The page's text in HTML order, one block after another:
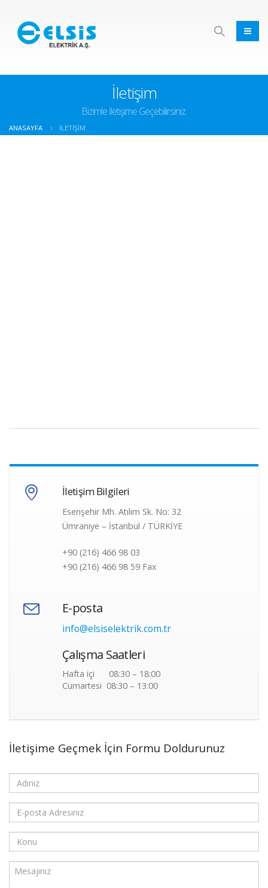
İletişim
Bizimle İletişime Geçebilirsiniz.
ANASAYFA İLETIŞIM
İletişim Bilgileri
Esenşehir Mh. Atılım Sk. No: 32
Ümraniye – İstanbul / TÜRKİYE
+90 (216) 466 98 03
+90 (216) 466 98 59 Fax
E-posta
info@elsiselektrik.com.tr
Çalışma Saatleri
Hafta içi 08:30 – 18:00
Cumartesi 08:30 – 13:00
İletişime Geçmek İçin Formu Doldurunuz